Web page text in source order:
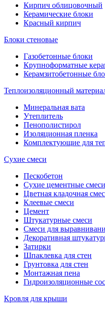
Кирпич облицовочный
Керамические блоки
Красный кирпич
Блоки стеновые
Газобетонные блоки
Крупноформатные
Керамзитобетонные
Теплоизоляционный
Минеральная вата
Утеплитель
Пенополистирол
Изоляционная пленка
Комплектующие для
Сухие смеси
Пескобетон
Сухие цементные смеси
Цветная кладочная
Клеевые смеси
Цемент
Штукатурные смеси
Смеси для
Декоративная
Затирки
Шпаклевка для стен
Грунтовка для стен
Монтажная пена
Гидроизоляционные
Кровля для крыши